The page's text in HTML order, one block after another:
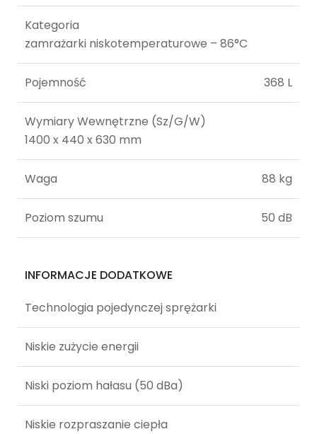
Kategoria
zamrażarki niskotemperaturowe – 86°C
Pojemność 368 L
Wymiary Wewnętrzne (Sz/G/W)
1400 x 440 x 630 mm
Waga 88 kg
Poziom szumu 50 dB
INFORMACJE DODATKOWE
Technologia pojedynczej sprężarki
Niskie zużycie energii
Niski poziom hałasu (50 dBa)
Niskie rozpraszanie ciepła